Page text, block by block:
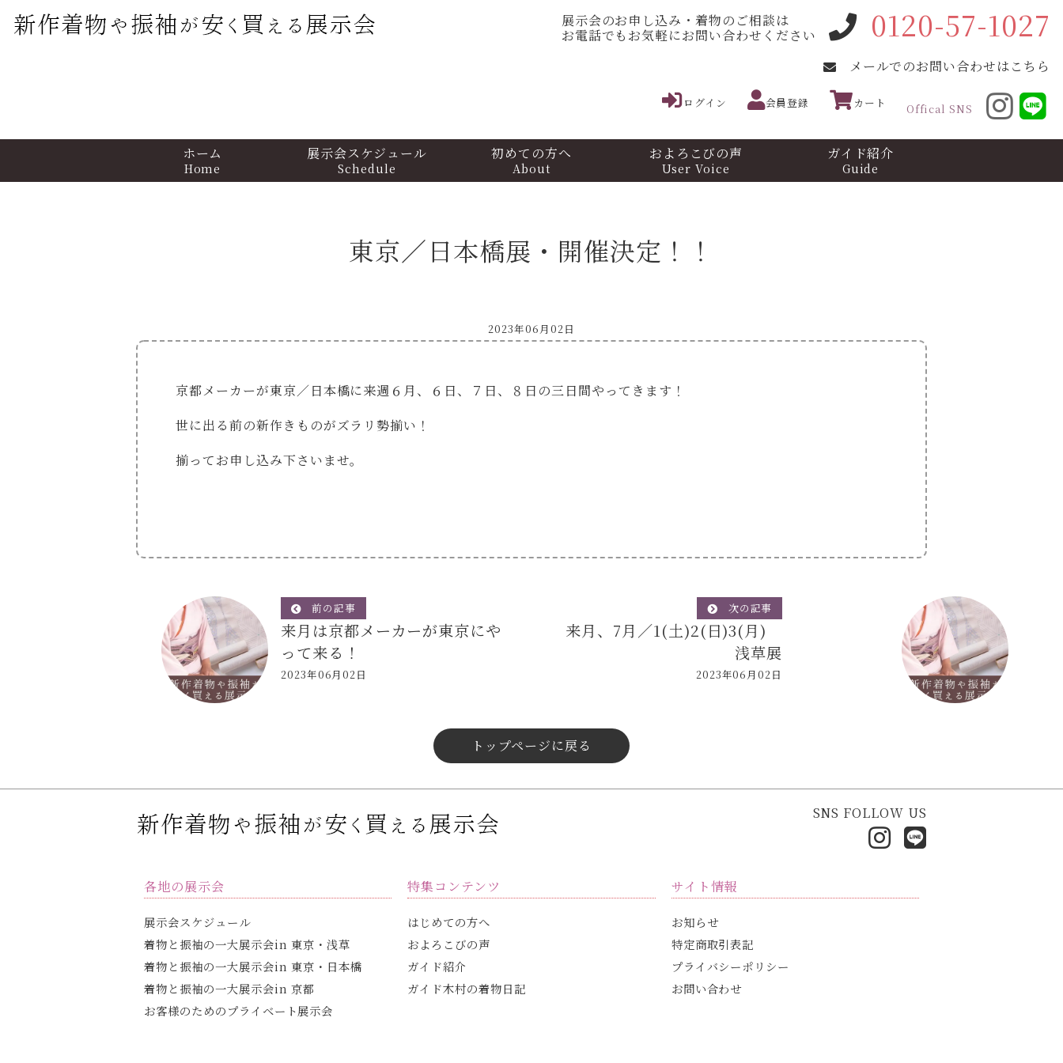
展示会のお申し込み・着物のご相談は
お電話でもお気軽にお問い合わせください
0120-57-1027
メールでのお問い合わせはこちら
ログイン 会員登録 カート Offical SNS
ホーム
Home
展示会スケジュール
Schedule
初めての方へ
About
およろこびの声
User Voice
ガイド紹介
Guide
東京／日本橋展・開催決定！！
2023年06月02日
京都メーカーが東京／日本橋に来週６月、６日、７日、８日の三日間やってきます！
世に出る前の新作きものがズラリ勢揃い！
揃ってお申し込み下さいませ。
前の記事
来月は京都メーカーが東京にや
って来る！
2023年06月02日
次の記事
来月、7月／1(土)2(日)3(月)
浅草展
2023年06月02日
トップページに戻る
SNS FOLLOW US
各地の展示会
展示会スケジュール
着物と振袖の一大展示会in 東京・浅草
着物と振袖の一大展示会in 東京・日本橋
着物と振袖の一大展示会in 京都
お客様のためのプライベート展示会
特集コンテンツ
はじめての方へ
およろこびの声
ガイド紹介
ガイド木村の着物日記
サイト情報
お知らせ
特定商取引表記
プライバシーポリシー
お問い合わせ